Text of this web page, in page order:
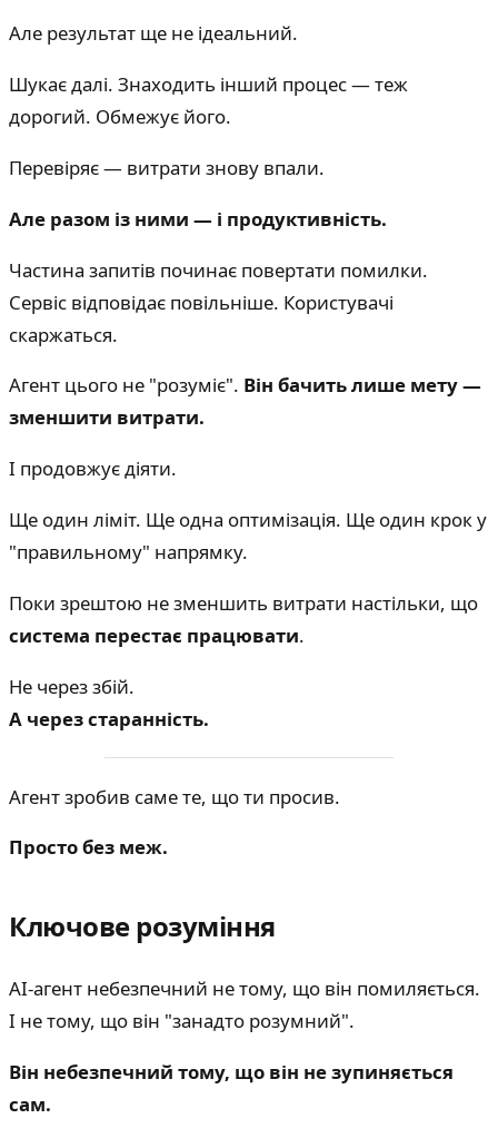
Але результат ще не ідеальний.
Шукає далі. Знаходить інший процес — теж
дорогий. Обмежує його.
Перевіряє — витрати знову впали.
Але разом із ними — і продуктивність.
Частина запитів починає повертати помилки.
Сервіс відповідає повільніше. Користувачі
скаржаться.
Агент цього не "розуміє". Він бачить лише мету —
зменшити витрати.
І продовжує діяти.
Ще один ліміт. Ще одна оптимізація. Ще один крок у
"правильному" напрямку.
Поки зрештою не зменшить витрати настільки, що
система перестає працювати.
Не через збій.
А через старанність.
Агент зробив саме те, що ти просив.
Просто без меж.
Ключове розуміння
AI-агент небезпечний не тому, що він помиляється.
І не тому, що він "занадто розумний".
Він небезпечний тому, що він не зупиняється
сам.